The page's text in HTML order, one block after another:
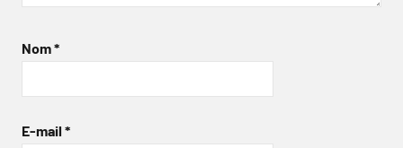
Nom*
E-mail *